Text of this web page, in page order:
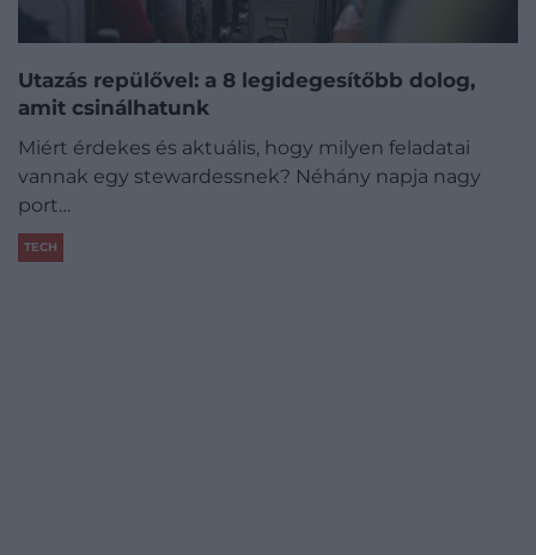
Utazás repülővel: a 8 legidegesítőbb dolog,
amit csinálhatunk
Miért érdekes és aktuális, hogy milyen feladatai
vannak egy stewardessnek? Néhány napja nagy
port…
TECH